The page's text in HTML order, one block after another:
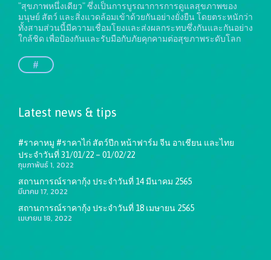
"สุขภาพหนึ่งเดียว" ซึ่งเป็นการบูรณาการการดูแลสุขภาพของ
มนุษย์ สัตว์ และสิ่งแวดล้อมเข้าด้วยกันอย่างยั่งยืนโดยตระหนักว่า
ทั้งสามส่วนนี้มีความเชื่อมโยงและส่งผลกระทบซึ่งกันและกันอย่าง
ใกล้ชิด เพื่อป้องกันและรับมือกับภัยคุกคามต่อสุขภาพระดับโลก
#
Latest news & tips
#ราคาหมู #ราคาไก่ สัตว์ปีก หน้าฟาร์ม จีน อาเชียน และไทย
ประจำวันที่ 31/01/22 – 01/02/22
กุมภาพันธ์ 1, 2022
สถานการณ์ราคากุ้ง ประจำวันที่ 14 มีนาคม 2565
มีนาคม 17, 2022
สถานการณ์ราคากุ้ง ประจำวันที่ 18 เมษายน 2565
เมษายน 18, 2022